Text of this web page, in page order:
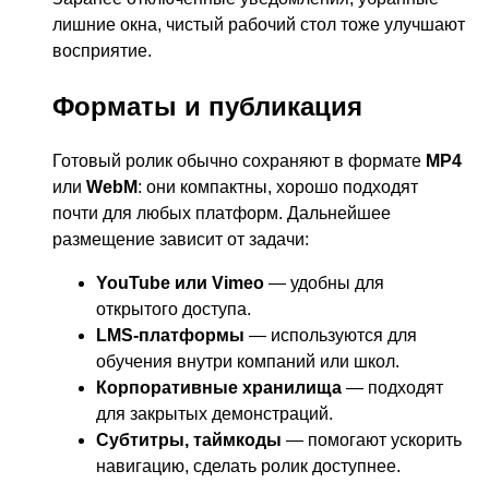
лишние окна, чистый рабочий стол тоже улучшают
восприятие.
Форматы и публикация
Готовый ролик обычно сохраняют в формате MP4
или WebM: они компактны, хорошо подходят
почти для любых платформ. Дальнейшее
размещение зависит от задачи:
YouTube или Vimeo — удобны для
открытого доступа.
LMS-платформы — используются для
обучения внутри компаний или школ.
Корпоративные хранилища — подходят
для закрытых демонстраций.
Субтитры, таймкоды — помогают ускорить
навигацию, сделать ролик доступнее.